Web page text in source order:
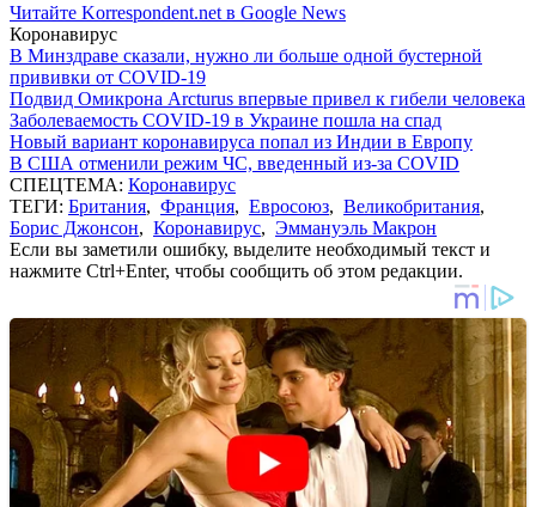
Читайте Korrespondent.net в Google News
Коронавирус
В Минздраве сказали, нужно ли больше одной бустерной
прививки от COVID-19
Подвид Омикрона Arcturus впервые привел к гибели человека
Заболеваемость COVID-19 в Украине пошла на спад
Новый вариант коронавируса попал из Индии в Европу
В США отменили режим ЧС, введенный из-за COVID
СПЕЦТЕМА: Коронавирус
ТЕГИ: Британия, Франция, Евросоюз, Великобритания,
Борис Джонсон, Коронавирус, Эммануэль Макрон
Если вы заметили ошибку, выделите необходимый текст и
нажмите Ctrl+Enter, чтобы сообщить об этом редакции.